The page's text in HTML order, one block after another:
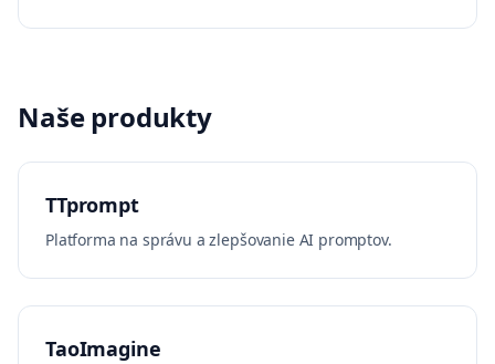
Naše produkty
TTprompt
Platforma na správu a zlepšovanie AI promptov.
TaoImagine